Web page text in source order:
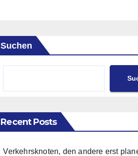
Suchen
Recent Posts
Verkehrsknoten, den andere erst